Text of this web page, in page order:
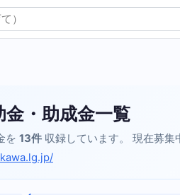
・助成金一覧
を 13件 収録しています。 現在募集